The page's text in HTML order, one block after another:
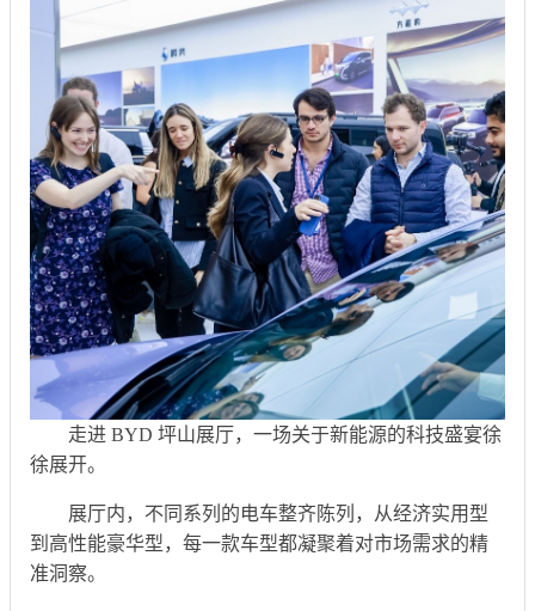
走进 BYD 坪山展厅，一场关于新能源的科技盛宴徐
徐展开。
展厅内，不同系列的电车整齐陈列，从经济实用型
到高性能豪华型，每一款车型都凝聚着对市场需求的精
准洞察。